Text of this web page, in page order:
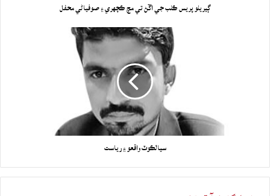
ڳيريلو پريس ڪلب جي اڱڻ تي مچ ڪچهري ۽ صوفياڻي محفل
سيالڪوٽ واقعو ۽ رياست